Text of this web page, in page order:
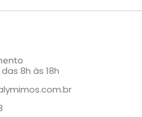
8h às 18h